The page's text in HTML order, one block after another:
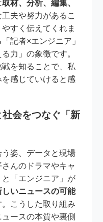
取材、分析、編集、
夫や努力があるこ
すく伝えてくれま
記者×エンジニア」
力」の象徴です。
を知ることで、私
感じていけると感
会をつなぐ「新
姿、データと現場
んのドラマやキャ
「エンジニア」が
しいニュースの可能
こうした取り組み
ースの本質や裏側